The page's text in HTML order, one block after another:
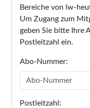
Bereiche von lw-
Um Zugang zum
geben Sie bitte Ihre
Postleitzahl ein.
Abo-Nummer:
Postleitzahl: